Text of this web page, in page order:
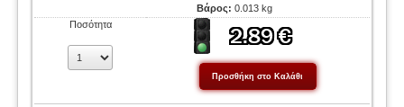
Βάρος:0.013 kg
Ποσότητα